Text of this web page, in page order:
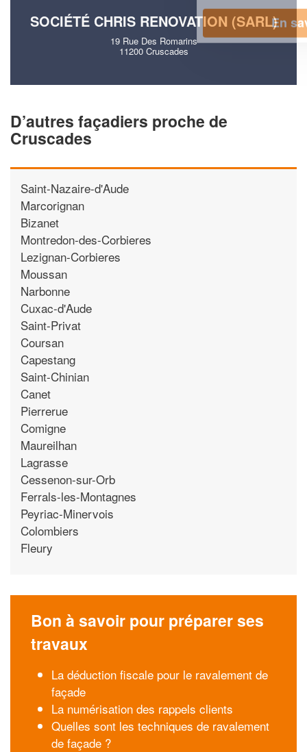
SOCIÉTÉ CHRIS RENOVATION (SARL)
19 Rue Des Romarins
11200 Cruscades
D’autres façadiers proche de
Cruscades
Saint-Nazaire-d'Aude
Marcorignan
Bizanet
Montredon-des-Corbieres
Lezignan-Corbieres
Moussan
Narbonne
Cuxac-d'Aude
Saint-Privat
Coursan
Capestang
Saint-Chinian
Canet
Pierrerue
Comigne
Maureilhan
Lagrasse
Cessenon-sur-Orb
Ferrals-les-Montagnes
Peyriac-Minervois
Colombiers
Fleury
Bon à savoir pour préparer ses
travaux
La déduction fiscale pour le ravalement de
façade
La numérisation des rappels clients
Quelles sont les techniques de ravalement
de façade ?
En savoir plus